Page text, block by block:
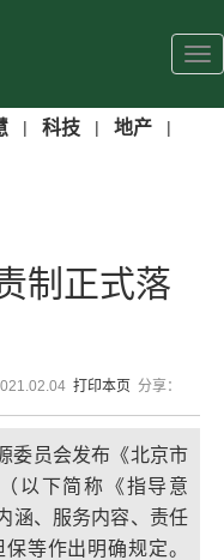
| 科技 | 地产 |
制正式落
打印本页 分享：
委员会发布《北京市
以下简称《指导意
涵、服务内容、责任
等作出明确规定。